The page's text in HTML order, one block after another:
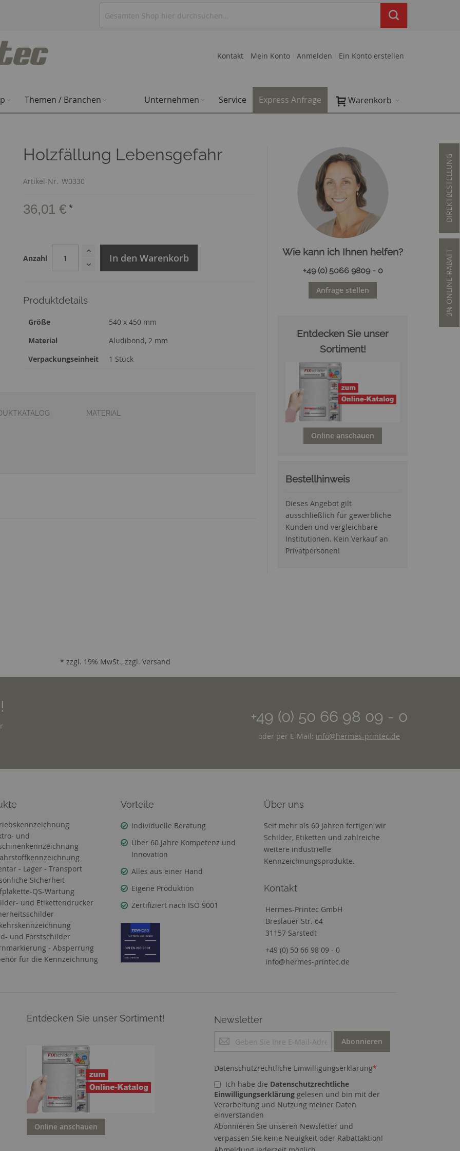
Mein Konto Anmelden Ein Konto erstellen
Kontakt
Warenkorb
Themen / Branchen Express Anfrage
Service
Unternehmen
Holzfällung Lebensgefahr
Artikel-Nr. W0330
36,01 € *
Anzahl In den Warenkorb
Produktdetails
Zusatzinformation
Größe
540 x 450 mm
Material
Aludibond, 2 mm
Verpackungseinheit
1 Stück
Wie kann ich Ihnen helfen?
+49 (0) 5066 9809 - 0
Anfrage stellen
Entdecken Sie unser
Sortiment!
Online anschauen
Bestellhinweis
Dieses Angebot gilt
ausschließlich für gewerbliche
Kunden und vergleichbare
Institutionen. Kein Verkauf an
Privatpersonen!
MATERIAL
DIREKTBESTELLUNG
3% ONLINE-RABATT
* zzgl. 19% MwSt., zzgl. Versand
+49 (0) 50 66 98 09 - 0
oder per E-Mail: info@hermes-printec.de
und
- Lager - Transport
Sicherheit
QS-Wartung
und Etikettendrucker
und Forstschilder
- Absperrung
für die Kennzeichnung
Vorteile
Individuelle Beratung
Über 60 Jahre Kompetenz und
Innovation
Alles aus einer Hand
Eigene Produktion
Zertifiziert nach ISO 9001
Über uns
Seit mehr als 60 Jahren fertigen wir
Schilder, Etiketten und zahlreiche
weitere industrielle
Kennzeichnungsprodukte.
Kontakt
Hermes-Printec GmbH
Breslauer Str. 64
31157 Sarstedt
+49 (0) 50 66 98 09 - 0
info@hermes-printec.de
Entdecken Sie unser Sortiment!
Online anschauen
Newsletter
M
d
n
S
i
e
s
i
c
Abonnieren
Datenschutzrechtliche Einwilligungserklärung*
Ich habe die Datenschutzrechtliche
Einwilligungserklärung gelesen und bin mit der
Verarbeitung und Nutzung meiner Daten
einverstanden
Abonnieren Sie unseren Newsletter und
verpassen Sie keine Neuigkeit oder Rabattaktion!